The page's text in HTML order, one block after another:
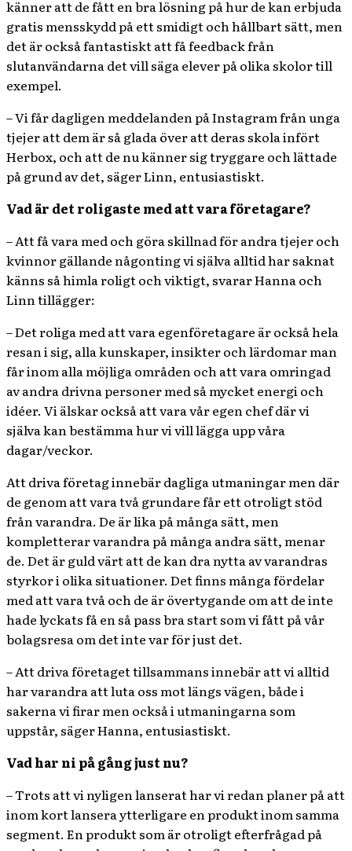
känner att de fått en bra lösning på hur de kan erbjuda
gratis mensskydd på ett smidigt och hållbart sätt, men
det är också fantastiskt att få feedback från
slutanvändarna det vill säga elever på olika skolor till
exempel.
– Vi får dagligen meddelanden på Instagram från unga
tjejer att dem är så glada över att deras skola infört
Herbox, och att de nu känner sig tryggare och lättade
på grund av det, säger Linn, entusiastiskt.
Vad är det roligaste med att vara företagare?
– Att få vara med och göra skillnad för andra tjejer och
kvinnor gällande någonting vi själva alltid har saknat
känns så himla roligt och viktigt, svarar Hanna och
Linn tillägger:
– Det roliga med att vara egenföretagare är också hela
resan i sig, alla kunskaper, insikter och lärdomar man
får inom alla möjliga områden och att vara omringad
av andra drivna personer med så mycket energi och
idéer. Vi älskar också att vara vår egen chef där vi
själva kan bestämma hur vi vill lägga upp våra
dagar/veckor.
Att driva företag innebär dagliga utmaningar men där
de genom att vara två grundare får ett otroligt stöd
från varandra. De är lika på många sätt, men
kompletterar varandra på många andra sätt, menar
de. Det är guld värt att de kan dra nytta av varandras
styrkor i olika situationer. Det finns många fördelar
med att vara två och de är övertygande om att de inte
hade lyckats få en så pass bra start som vi fått på vår
bolagsresa om det inte var för just det.
– Att driva företaget tillsammans innebär att vi alltid
har varandra att luta oss mot längs vägen, både i
sakerna vi firar men också i utmaningarna som
uppstår, säger Hanna, entusiastiskt.
Vad har ni på gång just nu?
– Trots att vi nyligen lanserat har vi redan planer på att
inom kort lansera ytterligare en produkt inom samma
segment. En produkt som är otroligt efterfrågad på